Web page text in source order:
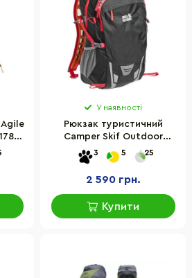
У наявності
Рюкзак туристичний
Camper Skif Outdoor
8643B 35 л, black
3 5 25
2 590 грн.
Купити